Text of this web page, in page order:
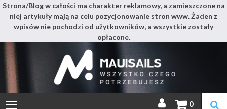
Strona/Blog w całości ma charakter reklamowy, a zamieszczone na
niej artykuły mają na celu pozycjonowanie stron www. Żaden z
wpisów nie pochodzi od użytkowników, a wszystkie zostały
opłacone.
Skip
content
Miejsce pełne wszystkiego
0